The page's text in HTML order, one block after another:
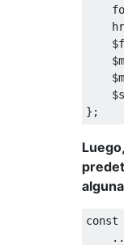
};
const